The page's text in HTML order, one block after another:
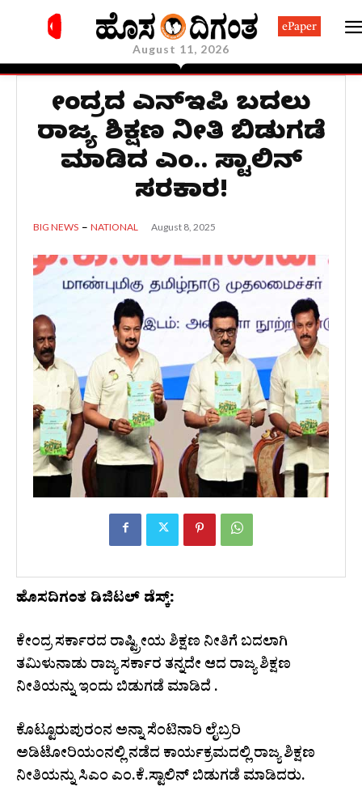
August 11, 2026
ePaper
ಕೇಂದ್ರದ ಎನ್‌ಇಪಿ ಬದಲು
ರಾಜ್ಯ ಶಿಕ್ಷಣ ನೀತಿ ಬಿಡುಗಡೆ
ಮಾಡಿದ ಎಂ.ಕೆ. ಸ್ಟಾಲಿನ್
ಸರಕಾರ!
BIG NEWS NATIONAL August 8, 2025
ಹೊಸದಿಗಂತ ಡಿಜಿಟಲ್ ಡೆಸ್ಕ್:
ಕೇಂದ್ರ ಸರ್ಕಾರದ ರಾಷ್ಟ್ರೀಯ ಶಿಕ್ಷಣ ನೀತಿಗೆ ಬದಲಾಗಿ
ತಮಿಳುನಾಡು ರಾಜ್ಯ ಸರ್ಕಾರ ತನ್ನದೇ ಆದ ರಾಜ್ಯ ಶಿಕ್ಷಣ
ನೀತಿಯನ್ನು ಇಂದು ಬಿಡುಗಡೆ ಮಾಡಿದೆ .
ಕೊಟ್ಟೂರುಪುರಂನ ಅನ್ನಾ ಸೆಂಟಿನಾರಿ ಲೈಬ್ರರಿ
ಅಡಿಟೋರಿಯಂನಲ್ಲಿ ನಡೆದ ಕಾರ್ಯಕ್ರಮದಲ್ಲಿ ರಾಜ್ಯ ಶಿಕ್ಷಣ
ನೀತಿಯನ್ನು ಸಿಎಂ ಎಂ.ಕೆ.ಸ್ಟಾಲಿನ್ ಬಿಡುಗಡೆ ಮಾಡಿದರು.